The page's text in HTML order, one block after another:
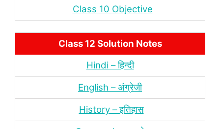
Class 10 Objective
Class 12 Solution Notes
Hindi – हिन्‍दी
English – अंग्रेजी
History – इतिहास